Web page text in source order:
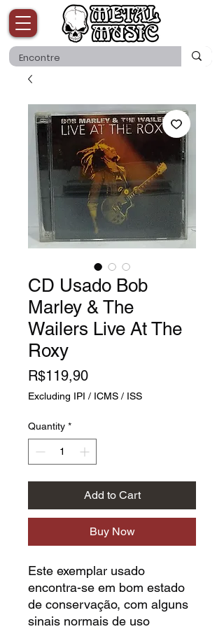
CD Usado Bob
Marley & The
Wailers Live At The
Roxy
R$119,90Price
Excluding IPI / ICMS / ISS
Quantity *
Add to Cart
Buy Now
Este exemplar usado
encontra-se em bom estado
de conservação, com alguns
sinais normais de uso